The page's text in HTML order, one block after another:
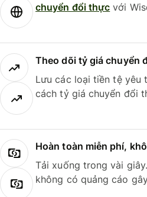
chuyển đổi thực với
Theo dõi tỷ giá chuyển
Lưu các loại tiền tệ yêu
cách tỷ giá chuyển đổi
Hoàn toàn miễn phí,
Tải xuống trong vài
không có quảng cáo